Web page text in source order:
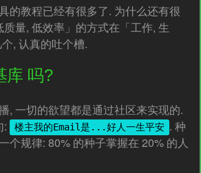
的教程已经有很多了. 为什么还有很
量, 低效率」的方式在「工作, 生
, 认真的吐个槽.
库 吗?
, 一切的欲望都是通过社区来实现的.
:
楼主我的Email是...好人一生平安 . 种
个规律: 80% 的种子掌握在 20% 的人